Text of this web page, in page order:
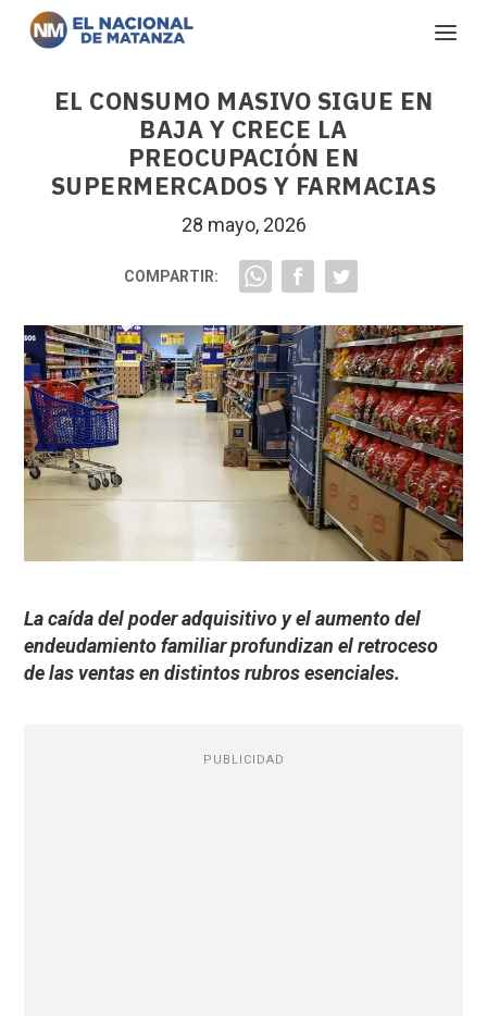
EL CONSUMO MASIVO SIGUE EN
BAJA Y CRECE LA
PREOCUPACIÓN EN
SUPERMERCADOS Y FARMACIAS
28 mayo, 2026
COMPARTIR:
La caída del poder adquisitivo y el aumento del
endeudamiento familiar profundizan el retroceso
de las ventas en distintos rubros esenciales.
PUBLICIDAD